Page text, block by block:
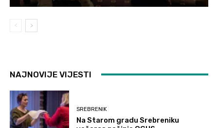
NAJNOVIJE VIJESTI
SREBRENIK
Na Starom gradu Srebreniku